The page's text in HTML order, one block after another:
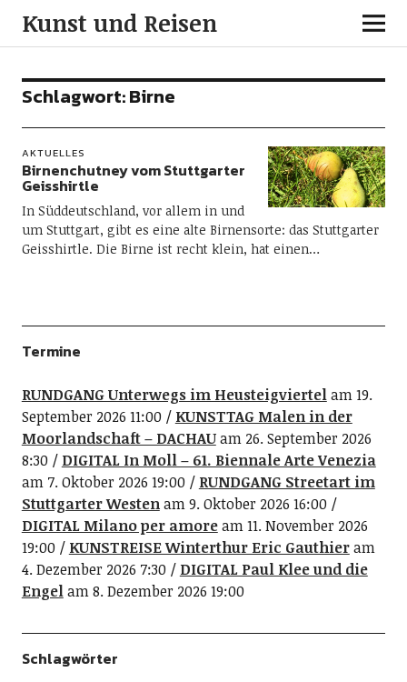
Kunst und Reisen
Schlagwort:Birne
AKTUELLES
Birnenchutney vom Stuttgarter
Geisshirtle
In Süddeutschland, vor allem in und
um Stuttgart, gibt es eine alte Birnensorte: das Stuttgarter
Geisshirtle. Die Birne ist recht klein, hat einen…
Termine
RUNDGANG Unterwegs im Heusteigviertelam 19.
September 2026 11:00
KUNSTTAG Malen in der
Moorlandschaft – DACHAUam 26. September 2026
8:30
DIGITAL In Moll – 61. Biennale Arte Venezia
am 7. Oktober 2026 19:00
RUNDGANG Streetart im
Stuttgarter Westenam 9. Oktober 2026 16:00
DIGITAL Milano per amoream 11. November 2026
19:00
KUNSTREISE Winterthur Eric Gauthieram
4. Dezember 2026 7:30
DIGITAL Paul Klee und die
Engelam 8. Dezember 2026 19:00
Schlagwörter